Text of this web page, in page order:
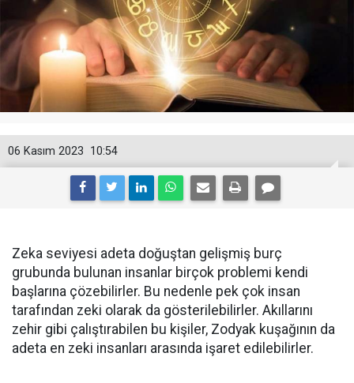
10:54
06 Kasım 2023
Zeka seviyesi adeta doğuştan gelişmiş burç
grubunda bulunan insanlar birçok problemi kendi
başlarına çözebilirler. Bu nedenle pek çok insan
tarafından zeki olarak da gösterilebilirler. Akıllarını
zehir gibi çalıştırabilen bu kişiler, Zodyak kuşağının da
adeta en zeki insanları arasında işaret edilebilirler.